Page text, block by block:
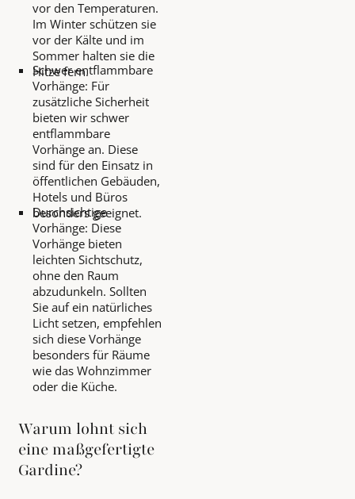
vor den Temperaturen.
Im Winter schützen sie
vor der Kälte und im
Sommer halten sie die
Hitze fern.
Schwer entflammbare
Vorhänge: Für
zusätzliche Sicherheit
bieten wir schwer
entflammbare
Vorhänge an. Diese
sind für den Einsatz in
öffentlichen Gebäuden,
Hotels und Büros
besonders geeignet.
Durchsichtige
Vorhänge: Diese
Vorhänge bieten
leichten Sichtschutz,
ohne den Raum
abzudunkeln. Sollten
Sie auf ein natürliches
Licht setzen, empfehlen
sich diese Vorhänge
besonders für Räume
wie das Wohnzimmer
oder die Küche.
Warum lohnt sich
eine maßgefertigte
Gardine?